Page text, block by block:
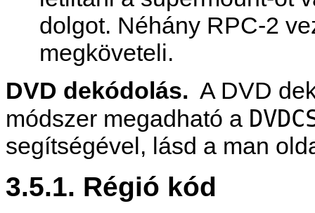
dolgot. Néhány RPC-2
megköveteli.
DVD dekódolás. A DVD
módszer megadható a
segítségével, lásd a man
3.5.1. Régió kód